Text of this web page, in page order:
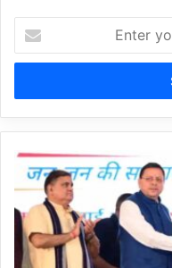
Enter
your
Email